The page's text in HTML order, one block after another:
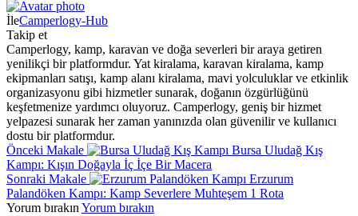
İleCamperlogy-Hub
Takip et
Camperlogy, kamp, karavan ve doğa severleri bir araya getiren
yenilikçi bir platformdur. Yat kiralama, karavan kiralama, kamp
ekipmanları satışı, kamp alanı kiralama, mavi yolculuklar ve etkinlik
organizasyonu gibi hizmetler sunarak, doğanın özgürlüğünü
keşfetmenize yardımcı oluyoruz. Camperlogy, geniş bir hizmet
yelpazesi sunarak her zaman yanınızda olan güvenilir ve kullanıcı
dostu bir platformdur.
Önceki Makale
Bursa Uludağ Kış
Kampı: Kışın Doğayla İç İçe Bir Macera
Sonraki Makale
Erzurum
Palandöken Kampı: Kamp Severlere Muhteşem 1 Rota
Yorum bırakın Yorum bırakın